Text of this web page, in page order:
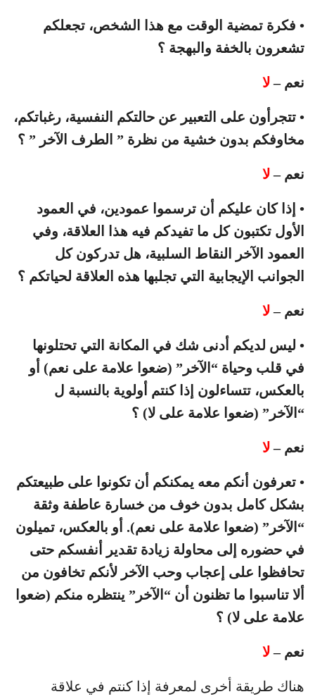
• فكرة تمضية الوقت مع هذا الشخص، تجعلكم
تشعرون بالخفة والبهجة ؟
نعم –لا
• تتجرأون على التعبير عن حالتكم النفسية، رغباتكم،
مخاوفكم بدون خشية من نظرة ” الطرف الآخر ” ؟
نعم –لا
• إذا كان عليكم أن ترسموا عمودين، في العمود
الأول تكتبون كل ما تفيدكم فيه هذا العلاقة، وفي
العمود الآخر النقاط السلبية، هل تدركون كل
الجوانب الإيجابية التي تجلبها هذه العلاقة لحياتكم ؟
نعم –لا
• ليس لديكم أدنى شك في المكانة التي تحتلونها
في قلب وحياة “الآخر” (ضعوا علامة على نعم) أو
بالعكس، تتساءلون إذا كنتم أولوية بالنسبة ل
“الآخر” (ضعوا علامة على لا) ؟
نعم –لا
• تعرفون أنكم معه يمكنكم أن تكونوا على طبيعتكم
بشكل كامل بدون خوف من خسارة عاطفة وثقة
“الآخر” (ضعوا علامة على نعم). أو بالعكس، تميلون
في حضوره إلى محاولة زيادة تقدير أنفسكم حتى
تحافظوا على إعجاب وحب الآخر لأنكم تخافون من
ألا تناسبوا ما تظنون أن “الآخر” ينتظره منكم (ضعوا
علامة على لا) ؟
نعم –لا
هناك طريقة أخرى لمعرفة إذا كنتم في علاقة